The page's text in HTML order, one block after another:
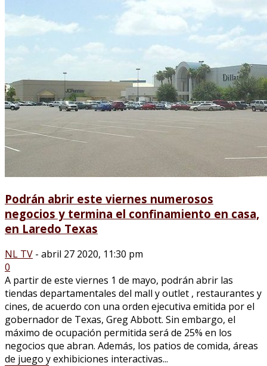
Podrán abrir este viernes numerosos
negocios y termina el confinamiento en casa,
en Laredo Texas
NL TV - abril 27 2020, 11:30 pm
0
A partir de este viernes 1 de mayo, podrán abrir las
tiendas departamentales del mall y outlet , restaurantes y
cines, de acuerdo con una orden ejecutiva emitida por el
gobernador de Texas, Greg Abbott. Sin embargo, el
máximo de ocupación permitida será de 25% en los
negocios que abran. Además, los patios de comida, áreas
de juego y exhibiciones interactivas...